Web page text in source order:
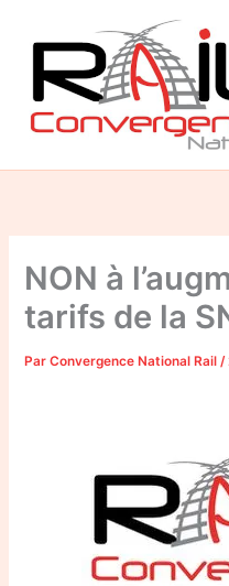
contenu
NON à
tarifs de la
ParConvergence National Rail/